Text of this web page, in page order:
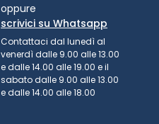
oppure
scrivici su Whatsapp
Contattaci dal lunedì al
venerdì dalle 9.00 alle 13.00
e dalle 14.00 alle 19.00 e il
sabato dalle 9.00 alle 13.00
e dalle 14.00 alle 18.00